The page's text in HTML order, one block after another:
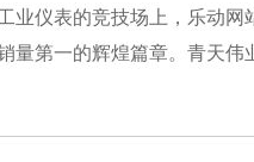
业仪表的竞技场上，乐动
量第一的辉煌篇章。青天